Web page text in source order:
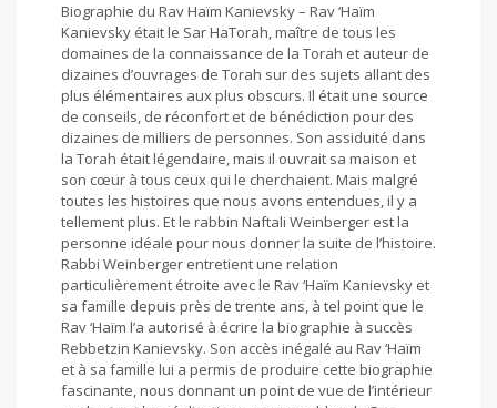
Biographie du Rav Haïm Kanievsky – Rav ‘Haïm
Kanievsky était le Sar HaTorah, maître de tous les
domaines de la connaissance de la Torah et auteur de
dizaines d’ouvrages de Torah sur des sujets allant des
plus élémentaires aux plus obscurs. Il était une source
de conseils, de réconfort et de bénédiction pour des
dizaines de milliers de personnes. Son assiduité dans
la Torah était légendaire, mais il ouvrait sa maison et
son cœur à tous ceux qui le cherchaient. Mais malgré
toutes les histoires que nous avons entendues, il y a
tellement plus. Et le rabbin Naftali Weinberger est la
personne idéale pour nous donner la suite de l’histoire.
Rabbi Weinberger entretient une relation
particulièrement étroite avec le Rav ‘Haïm Kanievsky et
sa famille depuis près de trente ans, à tel point que le
Rav ‘Haïm l’a autorisé à écrire la biographie à succès
Rebbetzin Kanievsky. Son accès inégalé au Rav ‘Haïm
et à sa famille lui a permis de produire cette biographie
fascinante, nous donnant un point de vue de l’intérieur